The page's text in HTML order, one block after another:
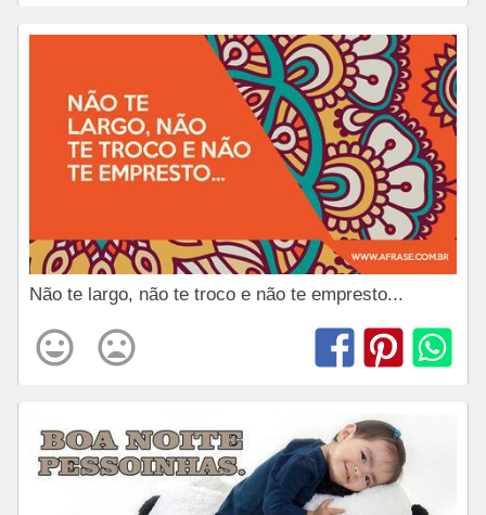
Não te largo, não te troco e não te empresto...